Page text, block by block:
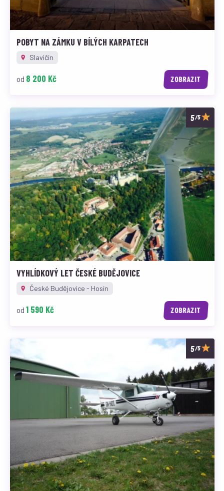
POBYT NA ZÁMKU V BÍLÝCH KARPATECH
Slavičín
od 8 200 Kč ZOBRAZIT
/5
VYHLÍDKOVÝ LET ČESKÉ BUDĚJOVICE
České Budějovice - Hosín
od 1 590 Kč ZOBRAZIT
/5